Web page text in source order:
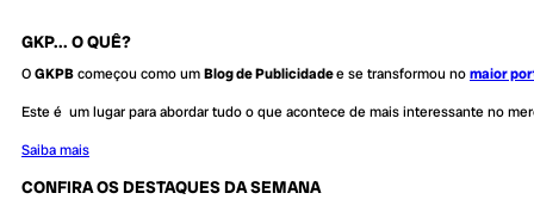
GKP... O QUÊ?
OGKPBcomeçou como umBlog de Publicidadee se transformou nomaior
Este é um lugar para abordar tudo o que acontece de mais interessante no
Saiba mais
CONFIRA OS DESTAQUES DA SEMANA